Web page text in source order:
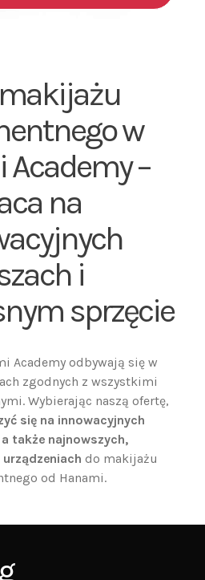
w
Academy –
na
i
sprzęcie
Academy odbywają się w
Wybierając naszą ofertę,
się na innowacyjnych
także najnowszych,
urządzeniachdo makijażu
od Hanami.